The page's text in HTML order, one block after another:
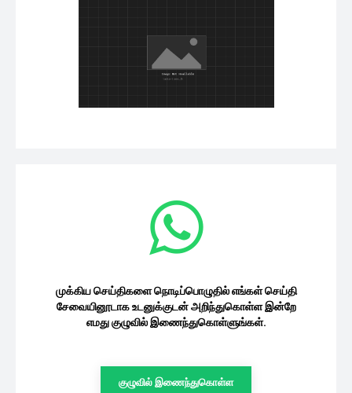
முக்கிய செய்திகளை நொடிப்பொழுதில் எங்கள் செய்தி
சேவையினூடாக உடனுக்குடன் அறிந்துகொள்ள இன்றே
எமது குழுவில் இணைந்துகொள்ளுங்கள்.
குழுவில் இணைந்துகொள்ள